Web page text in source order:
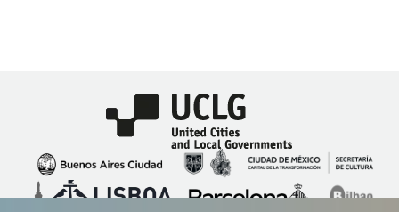
Imagen
Imagen
Imagen
ImagenImagen Imagen
Imagen